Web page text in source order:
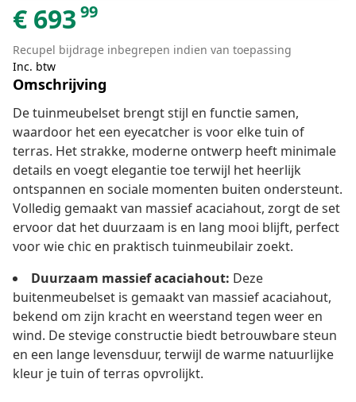
€ 693 99
Recupel bijdrage inbegrepen indien van toepassing
Inc. btw
Omschrijving
De tuinmeubelset brengt stijl en functie samen,
waardoor het een eyecatcher is voor elke tuin of
terras. Het strakke, moderne ontwerp heeft minimale
details en voegt elegantie toe terwijl het heerlijk
ontspannen en sociale momenten buiten ondersteunt.
Volledig gemaakt van massief acaciahout, zorgt de set
ervoor dat het duurzaam is en lang mooi blijft, perfect
voor wie chic en praktisch tuinmeubilair zoekt.
Duurzaam massief acaciahout: Deze
buitenmeubelset is gemaakt van massief acaciahout,
bekend om zijn kracht en weerstand tegen weer en
wind. De stevige constructie biedt betrouwbare steun
en een lange levensduur, terwijl de warme natuurlijke
kleur je tuin of terras opvrolijkt.